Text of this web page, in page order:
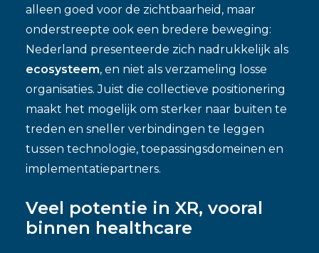
alleen goed voor de zichtbaarheid, maar
onderstreepte ook een bredere beweging:
Nederland presenteerde zich nadrukkelijk als
ecosysteem, en niet als verzameling losse
organisaties. Juist die collectieve positionering
maakt het mogelijk om sterker naar buiten te
treden en sneller verbindingen te leggen
tussen technologie, toepassingsdomeinen en
implementatiepartners.
Veel potentie in XR, vooral
binnen healthcare